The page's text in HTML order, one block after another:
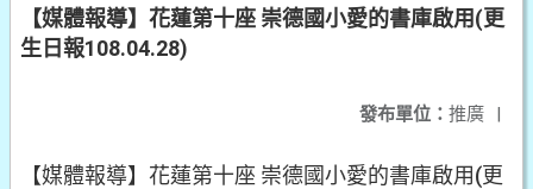
【媒體報導】花蓮第十座 崇德國小愛的書庫啟用(更
生日報108.04.28)
發布單位： 推廣 |
【媒體報導】花蓮第十座 崇德國小愛的書庫啟用(更